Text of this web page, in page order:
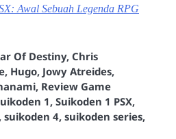
Awal Sebuah Legenda RPG
Of Destiny, Chris
, Hugo, Jowy Atreides,
, Review Game
1, Suikoden 1 PSX,
, suikoden 4, suikoden series,